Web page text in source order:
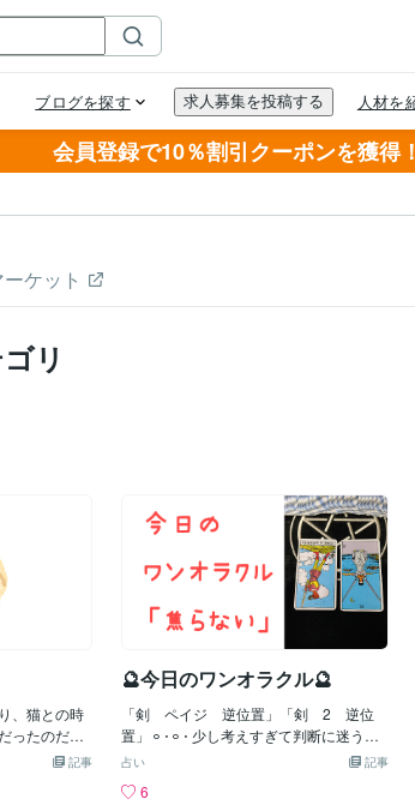
会員登録で10％割引クーポンを獲得！
ケット
リ
、猫との時
ったのだ
というも
語だ。とて
記事
🔮今日のワンオラクル🔮
「剣 ペイジ 逆位置」「剣 2 逆位
置」𐄙𐄁𐄙𐄁 少し考えすぎて判断に迷う場
面があるかもしれませんが、焦らなけれ
ながら進めることで、ミスを防ぎ安心し
記事
占い
6